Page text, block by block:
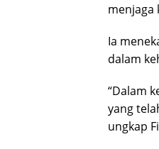
menjaga
Ia
dalam
“Dalam
yang
ungkap